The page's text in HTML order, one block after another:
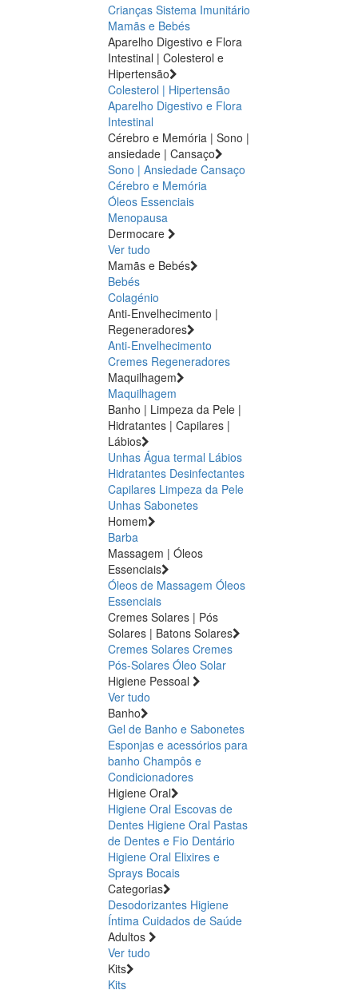
Crianças Sistema Imunitário
Mamãs e Bebés
Aparelho Digestivo e Flora
Intestinal | Colesterol e
Hipertensão
Colesterol | Hipertensão
Aparelho Digestivo e Flora
Intestinal
Cérebro e Memória | Sono |
ansiedade | Cansaço
Sono | Ansiedade Cansaço
Cérebro e Memória
Óleos Essenciais
Menopausa
Dermocare
Ver tudo
Mamãs e Bebés
Bebés
Colagénio
Anti-Envelhecimento |
Regeneradores
Anti-Envelhecimento
Cremes Regeneradores
Maquilhagem
Maquilhagem
Banho | Limpeza da Pele |
Hidratantes | Capilares |
Lábios
Unhas Água termal Lábios
Hidratantes Desinfectantes
Capilares Limpeza da Pele
Unhas Sabonetes
Homem
Barba
Massagem | Óleos
Essenciais
Óleos de Massagem Óleos
Essenciais
Cremes Solares | Pós
Solares | Batons Solares
Cremes Solares Cremes
Pós-Solares Óleo Solar
Higiene Pessoal
Ver tudo
Banho
Gel de Banho e Sabonetes
Esponjas e acessórios para
banho Champôs e
Condicionadores
Higiene Oral
Higiene Oral Escovas de
Dentes Higiene Oral Pastas
de Dentes e Fio Dentário
Higiene Oral Elixires e
Sprays Bocais
Categorias
Desodorizantes Higiene
Íntima Cuidados de Saúde
Adultos
Ver tudo
Kits
Kits